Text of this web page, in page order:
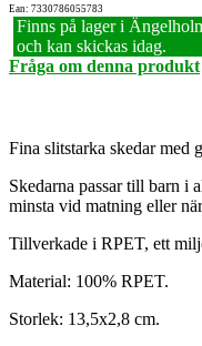
Ean: 7330786055783
Finns på lager i
och kan skickas idag.
Fråga om denna produkt
Fina slitstarka skedar
Skedarna passar till barn i
minsta vid matning eller
Tillverkade i RPET, ett
Material: 100% RPET.
Storlek: 13,5x2,8 cm.